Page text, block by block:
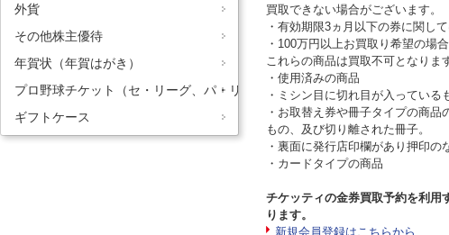
外貨
その他株主優待
年賀状（年賀はがき）
プロ野球チケット（セ・リーグ、パ・リーグ）
ギフトケース
買取できない場合がございます
・有効期限3ヵ月以下の券に関し
・100万円以上お買取り希望の場
これらの商品は買取不可となりま
・使用済みの商品
・ミシン目に切れ目が入っている
・お取替え券や冊子タイプの商品
もの、及び切り離された冊子。
・裏面に発行店印欄があり押印の
・カードタイプの商品
チケッティの金券買取予約を利用
ります。
新規会員登録はこちらから